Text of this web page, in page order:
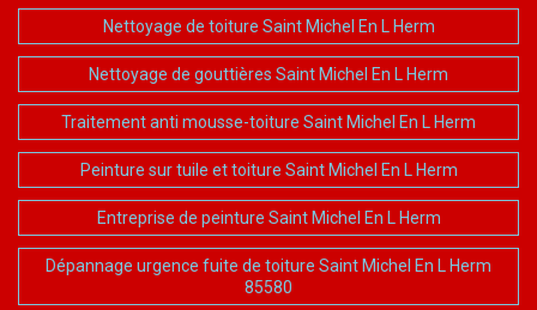
Nettoyage de toiture Saint Michel En L Herm
Nettoyage de gouttières Saint Michel En L Herm
Traitement anti mousse-toiture Saint Michel En L Herm
Peinture sur tuile et toiture Saint Michel En L Herm
Entreprise de peinture Saint Michel En L Herm
Dépannage urgence fuite de toiture Saint Michel En L Herm
85580